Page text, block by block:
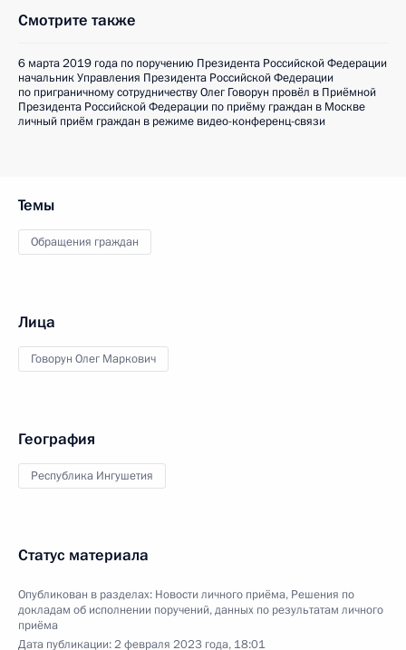
Смотрите также
6 марта 2019 года по поручению Президента Российской Федерации
начальник Управления Президента Российской Федерации
по приграничному сотрудничеству Олег Говорун провёл в Приёмной
Президента Российской Федерации по приёму граждан в Москве
личный приём граждан в режиме видео-конференц-связи
Темы
Обращения граждан
Лица
Говорун Олег Маркович
География
Республика Ингушетия
Статус материала
Опубликован в разделах: Новости личного приёма, Решения по
докладам об исполнении поручений, данных по результатам личного
приёма
Дата публикации:2 февраля 2023 года, 18:01